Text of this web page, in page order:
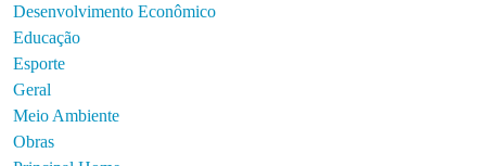
Desenvolvimento Econômico
Educação
Esporte
Geral
Meio Ambiente
Obras